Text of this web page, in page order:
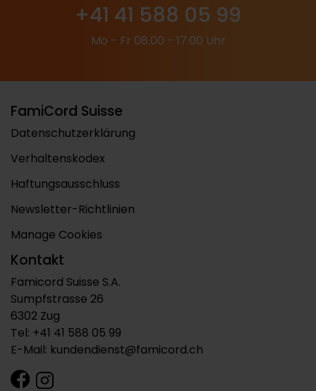
+41 41 588 05 99
Mo - Fr 08.00 - 17.00 Uhr
FamiCord Suisse
Datenschutzerklärung
Verhaltenskodex
Haftungsausschluss
Newsletter-Richtlinien
Manage Cookies
Kontakt
Famicord Suisse S.A.
Sumpfstrasse 26
6302 Zug
Tel: +41 41 588 05 99
E-Mail: kundendienst@famicord.ch